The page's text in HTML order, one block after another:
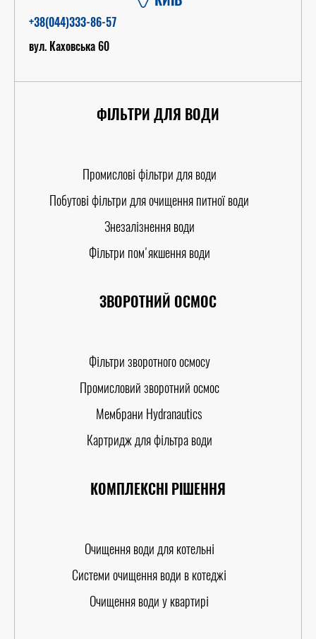
+38(044)333-86-57
вул. Каховська 60
ФІЛЬТРИ ДЛЯ ВОДИ
Промислові фільтри для води
Побутові фільтри для очищення питної води
Знезалізнення води
Фільтри пом'якшення води
ЗВОРОТНИЙ ОСМОС
Фільтри зворотного осмосу
Промисловий зворотний осмос
Мембрани Hydranautics
Картридж для фільтра води
КОМПЛЕКСНІ РІШЕННЯ
Очищення води для котельні
Системи очищення води в котеджі
Очищення води у квартирі